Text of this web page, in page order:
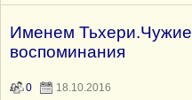
Именем Тьхери.Чужие
воспоминания
0 18.10.2016